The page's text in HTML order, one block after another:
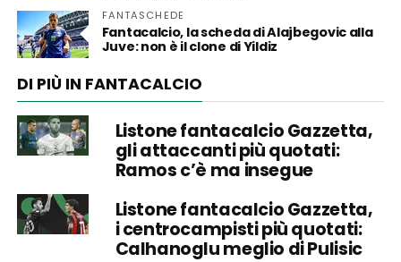
FANTASCHEDE
Fantacalcio, la scheda di Alajbegovic alla
Juve: non è il clone di Yildiz
DI PIÙ IN FANTACALCIO
Listone fantacalcio Gazzetta,
gli attaccanti più quotati:
Ramos c’è ma insegue
Listone fantacalcio Gazzetta,
i centrocampisti più quotati:
Calhanoglu meglio di Pulisic